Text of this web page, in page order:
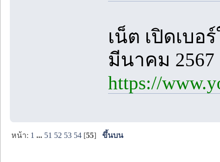
เน็ต เปิดเบอ
มีนาคม 2567
https://
หน้า: 1 ... 51 52 53 54 [55]ขึ้นบน